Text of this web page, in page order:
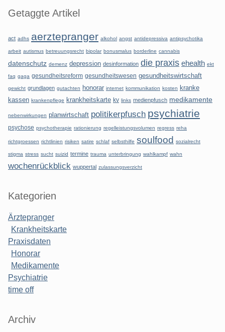
Seitenleiste
Getaggte Artikel
act adhs aerztepranger alkohol angst antidepressiva antipsychotika
arbeit autismus betreuungsrecht bipolar bonusmalus borderline cannabis
datenschutz demenz depression desinformation die praxis ehealth ekt
faq gaga gesundheitsreform gesundheitswesen gesundheitswirtschaft
gewicht grundlagen gutachten honorar internet kommunikation kosten
kranke
kassen krankenpflege krankheitskarte kv links medienpfusch medikamente
nebenwirkungen planwirtschaft politikerpfusch psychiatrie
psychose psychotherapie rationierung regelleistungsvolumen regress reha
richtgroessen richtlinien risiken satire schlaf selbsthilfe soulfood sozialrecht
stigma stress sucht suizid termine trauma unterbringung wahlkampf wahn
wochenrückblick wuppertal zulassungsverzicht
Kategorien
Ärztepranger
Krankheitskarte
Praxisdaten
Honorar
Medikamente
Psychiatrie
time off
Archiv